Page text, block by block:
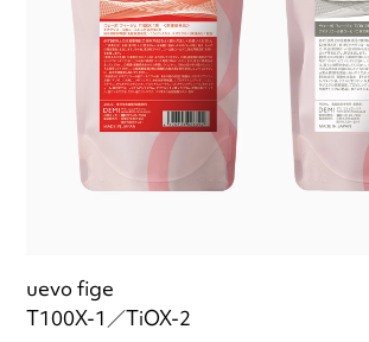
uevo fige
T100X-1／TiOX-2